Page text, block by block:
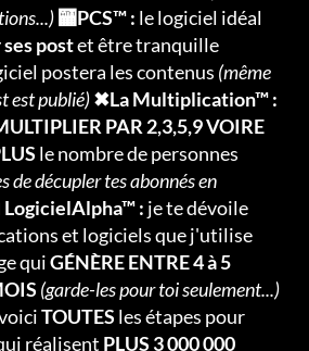
🏧PCS™ : le logiciel idéal
postet être tranquille
postera les contenus (même
est publié)✖La Multiplication™ :
PAR 2,3,5,9 VOIRE
le nombre de personnes
de décupler tes abonnés en
LogicielAlpha™ : je te dévoile
et logiciels que j'utilise
quiGÉNÈRE ENTRE 4 à 5
(garde-les pour toi seulement...)
TOUTES les étapes pour
réalisent PLUS 3 000 000